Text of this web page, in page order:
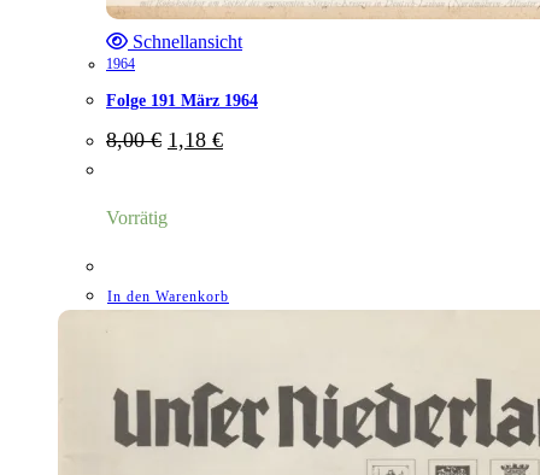
Schnellansicht
1964
Folge 191 März 1964
8,00€ Ursprünglicher
Preis
1,18 €Aktueller
Vorrätig
In den Warenkorb